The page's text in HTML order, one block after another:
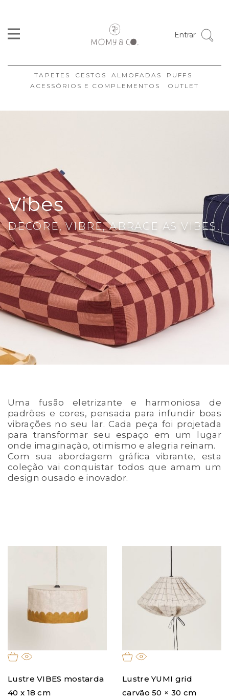
Entrar
TAPETES CESTOS ALMOFADAS
PUFFS
ACESSÓRIOS E COMPLEMENTOS
OUTLET
Vibes
DECORE, VIBRE, ABRACE AS VIBES!
Uma fusão eletrizante e harmoniosa de
padrões e cores, pensada para infundir boas
vibrações no seu lar. Cada peça foi projetada
para transformar seu espaço em um lugar
onde imaginação, otimismo e alegria reinam.
Com sua abordagem gráfica vibrante, esta
coleção vai conquistar todos que amam um
design ousado e inovador.
Lustre VIBES mostarda
40 x 18 cm
Lustre YUMI grid
carvão 50 × 30 cm